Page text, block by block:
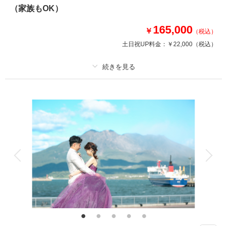
相談予約する
来店・オンライン
（家族もOK）
￥ 165,000 （税込）
土日祝UP料金： ￥22,000 （税込）
新婦衣装2着
アルバム 10 P データ 100 カット
衣装追加 会食 挙式
家族と撮影 家族用衣装レンタル ペットと撮影
選べるチャペルは8会場！＋ロケーション1箇所プラン（ドレス2着）
●新郎衣裳：タキシード1点
●新婦衣裳：ドレス2点